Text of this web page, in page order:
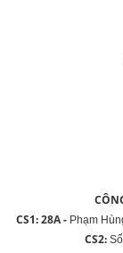
CS1: 28A - Phạm
CS2: